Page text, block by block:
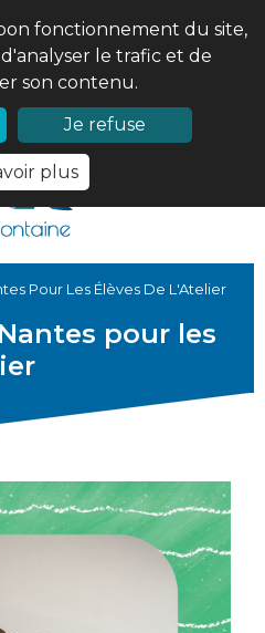
fonctionnement du site,
le trafic et de
son contenu.
Je refuse
plus
Pour Les Élèves De L'Atelier
pour les